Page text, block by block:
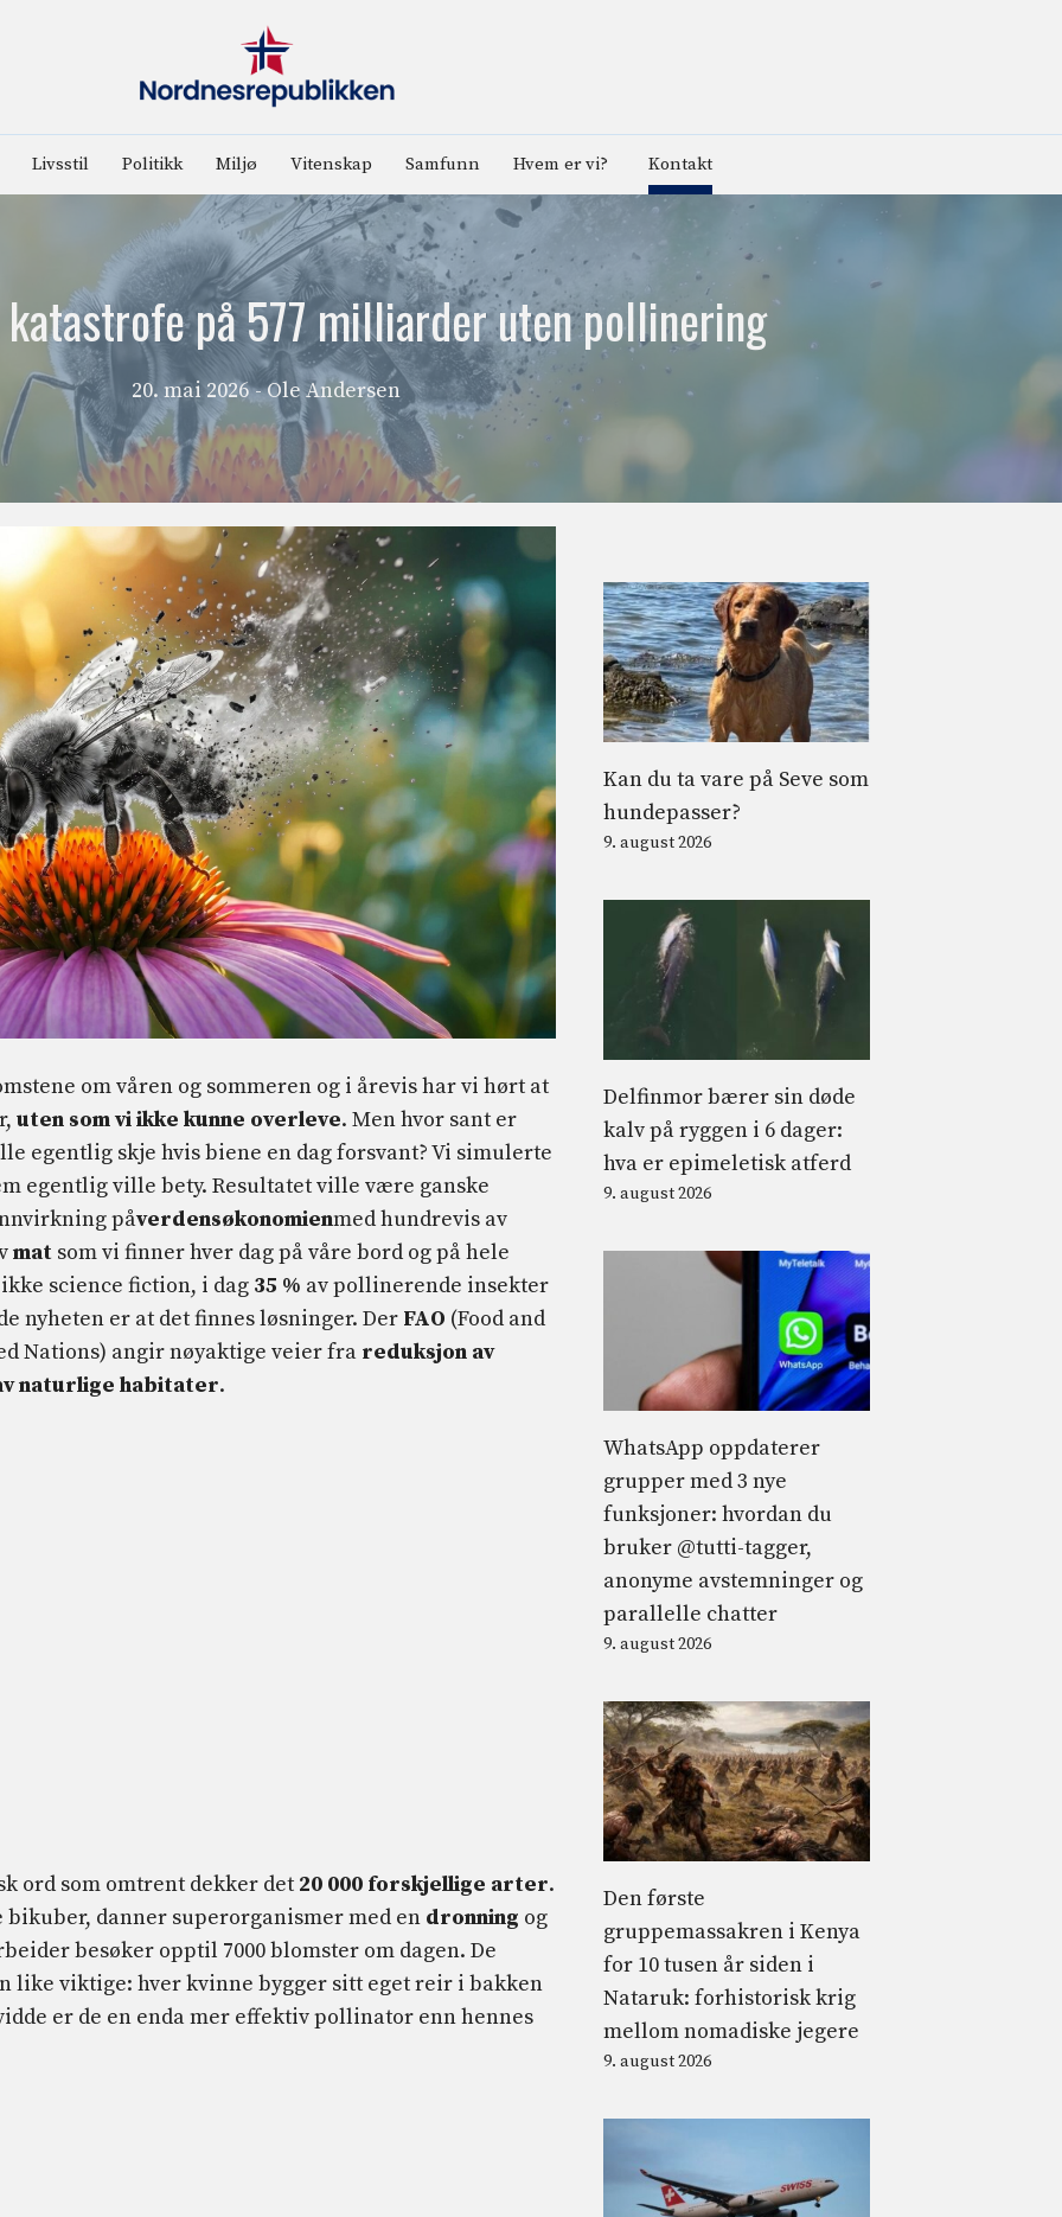
Livsstil Politikk Miljø Vitenskap Samfunn Hvem er vi? Kontakt
på 577 milliarder uten pollinering
20. mai 2026 - Ole Andersen
om våren og sommeren og i årevis har vi hørt at
uten som vi ikke kunne overleve. Men hvor sant er
egentlig skje hvis biene en dag forsvant? Vi simulerte
egentlig ville bety. Resultatet ville være ganske
påverdensøkonomienmed hundrevis av
mat som vi finner hver dag på våre bord og på hele
ikke science fiction, i dag 35 % av pollinerende insekter
nyheten er at det finnes løsninger. Der FAO (Food and
Nations) angir nøyaktige veier fra reduksjon av
naturlige habitater.
ord som omtrent dekker det 20 000 forskjellige arter.
danner superorganismer med en dronning og
besøker opptil 7000 blomster om dagen. De
like viktige: hver kvinne bygger sitt eget reir i bakken
er de en enda mer effektiv pollinator enn hennes
Kan du ta vare på Seve som
hundepasser?
9. august 2026
Delfinmor bærer sin døde
kalv på ryggen i 6 dager:
hva er epimeletisk atferd
9. august 2026
WhatsApp oppdaterer
grupper med 3 nye
funksjoner: hvordan du
bruker @tutti-tagger,
anonyme avstemninger og
parallelle chatter
9. august 2026
Den første
gruppemassakren i Kenya
for 10 tusen år siden i
Nataruk: forhistorisk krig
mellom nomadiske jegere
9. august 2026